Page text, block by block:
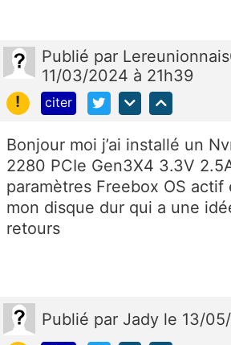
Publié par
11/03/2024 à 21h39
!
citer
Bonjour moi j’ai installé un
2280 PCIe Gen3X4 3.3V
paramètres Freebox OS
mon disque dur qui a une
retours
Publié par Jady le 13/